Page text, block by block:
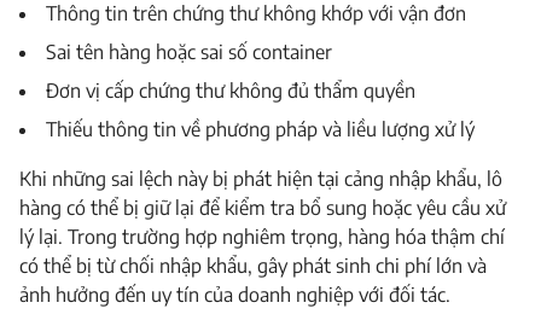
Thông tin trên chứng thư không khớp với vận đơn
Sai tên hàng hoặc sai số container
Đơn vị cấp chứng thư không đủ thẩm quyền
Thiếu thông tin về phương pháp và liều lượng xử lý
Khi những sai lệch này bị phát hiện tại cảng nhập khẩu, lô
hàng có thể bị giữ lại để kiểm tra bổ sung hoặc yêu cầu xử
lý lại. Trong trường hợp nghiêm trọng, hàng hóa thậm chí
có thể bị từ chối nhập khẩu, gây phát sinh chi phí lớn và
ảnh hưởng đến uy tín của doanh nghiệp với đối tác.